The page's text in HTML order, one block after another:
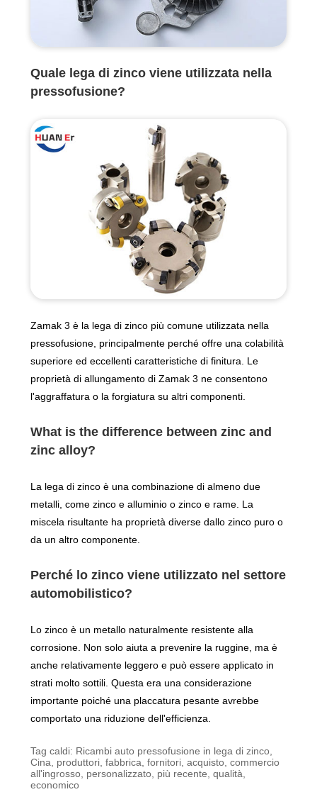
Quale lega di zinco viene utilizzata nella
pressofusione?
Zamak 3 è la lega di zinco più comune utilizzata nella
pressofusione, principalmente perché offre una colabilità
superiore ed eccellenti caratteristiche di finitura. Le
proprietà di allungamento di Zamak 3 ne consentono
l'aggraffatura o la forgiatura su altri componenti.
What is the difference between zinc and
zinc alloy?
La lega di zinco è una combinazione di almeno due
metalli, come zinco e alluminio o zinco e rame. La
miscela risultante ha proprietà diverse dallo zinco puro o
da un altro componente.
Perché lo zinco viene utilizzato nel settore
automobilistico?
Lo zinco è un metallo naturalmente resistente alla
corrosione. Non solo aiuta a prevenire la ruggine, ma è
anche relativamente leggero e può essere applicato in
strati molto sottili. Questa era una considerazione
importante poiché una placcatura pesante avrebbe
comportato una riduzione dell'efficienza.
Tag caldi: Ricambi auto pressofusione in lega di zinco,
Cina, produttori, fabbrica, fornitori, acquisto, commercio
all'ingrosso, personalizzato, più recente, qualità,
economico